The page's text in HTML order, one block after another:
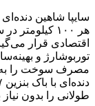
هر ۱۰۰
اقتصادی قرار
توربوشارژ و
مصرف سوخت را به
طولانی را بدون